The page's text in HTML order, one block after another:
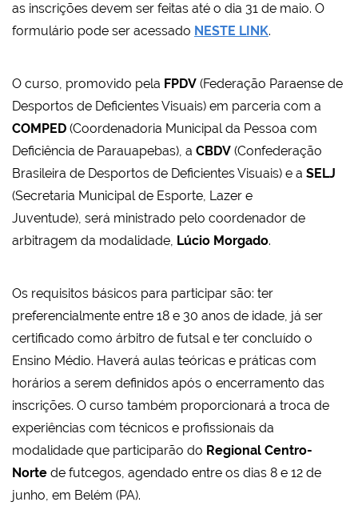
as inscrições devem ser feitas até o dia 31 de maio. O
formulário pode ser acessado NESTE LINK.
O curso, promovido pela FPDV (Federação Paraense de
Desportos de Deficientes Visuais) em parceria com a
COMPED (Coordenadoria Municipal da Pessoa com
Deficiência de Parauapebas), a CBDV (Confederação
Brasileira de Desportos de Deficientes Visuais) e a SELJ
(Secretaria Municipal de Esporte, Lazer e
Juventude), será ministrado pelo coordenador de
arbitragem da modalidade, Lúcio Morgado.
Os requisitos básicos para participar são: ter
preferencialmente entre 18 e 30 anos de idade, já ser
certificado como árbitro de futsal e ter concluído o
Ensino Médio. Haverá aulas teóricas e práticas com
horários a serem definidos após o encerramento das
inscrições. O curso também proporcionará a troca de
experiências com técnicos e profissionais da
modalidade que participarão do Regional Centro-
Norte de futcegos, agendado entre os dias 8 e 12 de
junho, em Belém (PA).